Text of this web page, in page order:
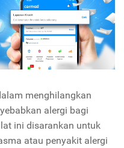
menghilangkan
alergi bagi
ini disarankan untuk
atau penyakit alergi